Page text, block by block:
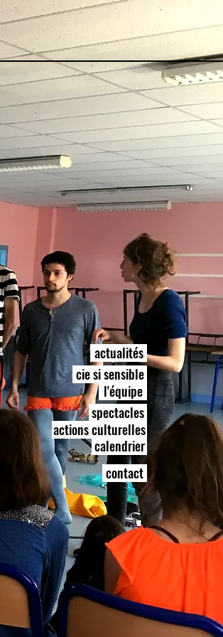
actualités
cie si sensible
l'équipe
spectacles
actions culturelles
contact
calendrier